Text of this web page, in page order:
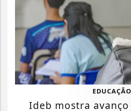
EDUCAÇÃO
Ideb mostra avanço